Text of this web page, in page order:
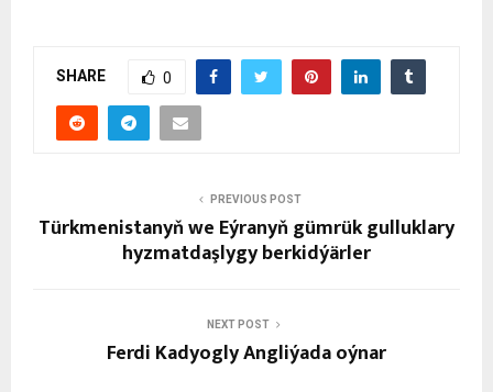
SHARE 0
PREVIOUS POST
Türkmenistanyň we Eýranyň gümrük gulluklary
hyzmatdaşlygy berkidýärler
NEXT POST
Ferdi Kadyogly Angliýada oýnar